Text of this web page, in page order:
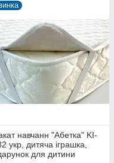
навчанн "Абетка" KI-
укр, дитяча іграшка,
для дитини